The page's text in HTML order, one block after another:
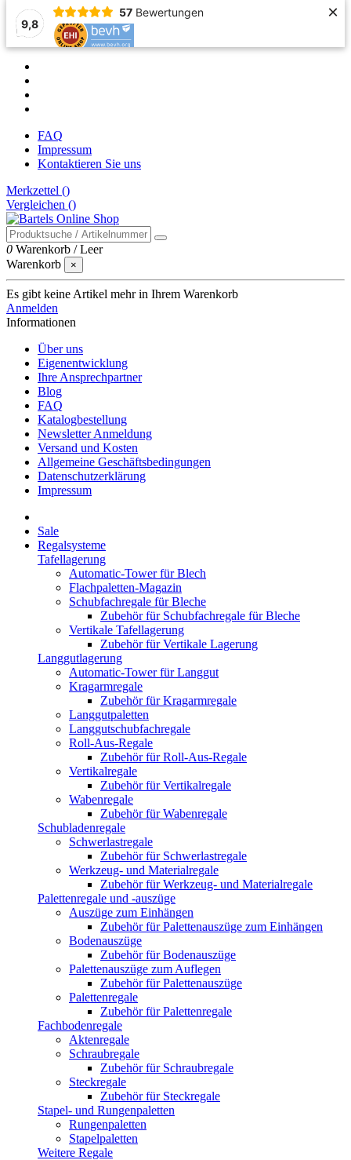
9,8
57 Bewertungen ×
FAQ
Impressum
Kontaktieren Sie uns
Merkzettel ()
Vergleichen ()
0 Warenkorb /Leer
Warenkorb
×
Es gibt keine Artikel mehr in Ihrem Warenkorb
Anmelden
Informationen
Über uns
Eigenentwicklung
Ihre Ansprechpartner
Blog
FAQ
Katalogbestellung
Newsletter Anmeldung
Versand und Kosten
Allgemeine Geschäftsbedingungen
Datenschutzerklärung
Impressum
Sale
Regalsysteme
Tafellagerung
Automatic-Tower für Blech
Flachpaletten-Magazin
Schubfachregale für Bleche
Zubehör für Schubfachregale für Bleche
Vertikale Tafellagerung
Zubehör für Vertikale Lagerung
Langgutlagerung
Automatic-Tower für Langgut
Kragarmregale
Zubehör für Kragarmregale
Langgutpaletten
Langgutschubfachregale
Roll-Aus-Regale
Zubehör für Roll-Aus-Regale
Vertikalregale
Zubehör für Vertikalregale
Wabenregale
Zubehör für Wabenregale
Schubladenregale
Schwerlastregale
Zubehör für Schwerlastregale
Werkzeug- und Materialregale
Zubehör für Werkzeug- und Materialregale
Palettenregale und -auszüge
Auszüge zum Einhängen
Zubehör für Palettenauszüge zum Einhängen
Bodenauszüge
Zubehör für Bodenauszüge
Palettenauszüge zum Auflegen
Zubehör für Palettenauszüge
Palettenregale
Zubehör für Palettenregale
Fachbodenregale
Aktenregale
Schraubregale
Zubehör für Schraubregale
Steckregale
Zubehör für Steckregale
Stapel- und Rungenpaletten
Rungenpaletten
Stapelpaletten
Weitere Regale